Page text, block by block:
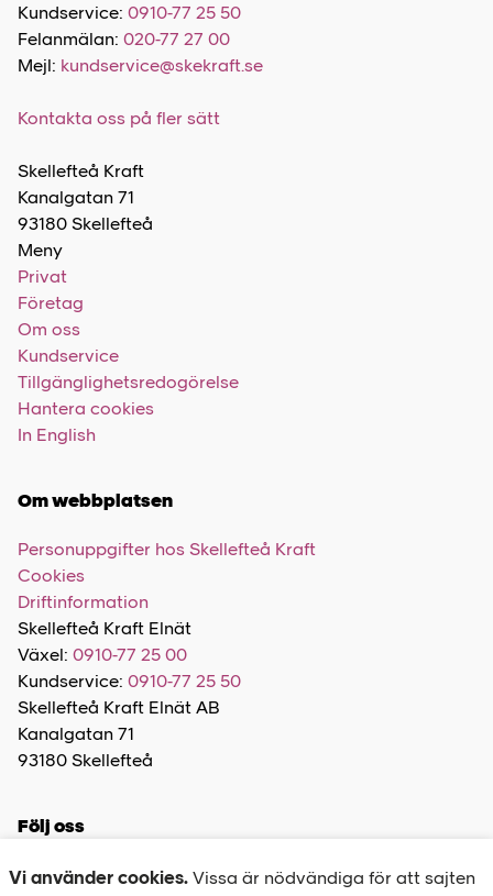
Vi använder cookies. Vissa är nödvändiga för att sajten
Kundservice: 0910-77 25 50
Felanmälan: 020-77 27 00
Mejl: kundservice@skekraft.se
Kontakta oss på fler sätt
Skellefteå Kraft
Kanalgatan 71
93180 Skellefteå
Meny
Privat
Företag
Om oss
Kundservice
Tillgänglighetsredogörelse
Hantera cookies
In English
Om webbplatsen
Personuppgifter hos Skellefteå Kraft
Cookies
Driftinformation
Skellefteå Kraft Elnät
Växel: 0910-77 25 00
Kundservice: 0910-77 25 50
Skellefteå Kraft Elnät AB
Kanalgatan 71
93180 Skellefteå
Följ oss